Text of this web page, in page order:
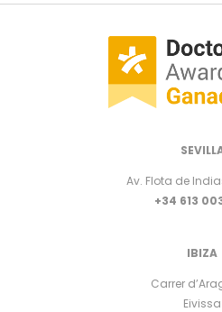
Av. Flota de
+34 613
IBIZA
Carrer
Eivissa